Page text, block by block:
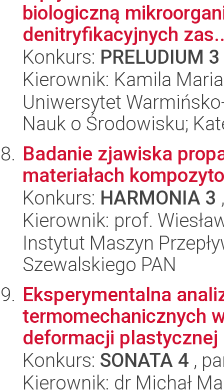
biologiczną
denitryfikacyjnych
Konkurs: PRELUDIUM 3
Kierownik: Kamila
Uniwersytet
Nauk o Środowisku;
Badanie zjawiska
materiałach
Konkurs: HARMONIA 3
Kierownik: prof.
Instytut Maszyn
Szewalskiego PAN
Eksperymentalna
termomechanicznych
deformacji plastycznej
Konkurs: SONATA 4 ,
Kierownik: dr Michał